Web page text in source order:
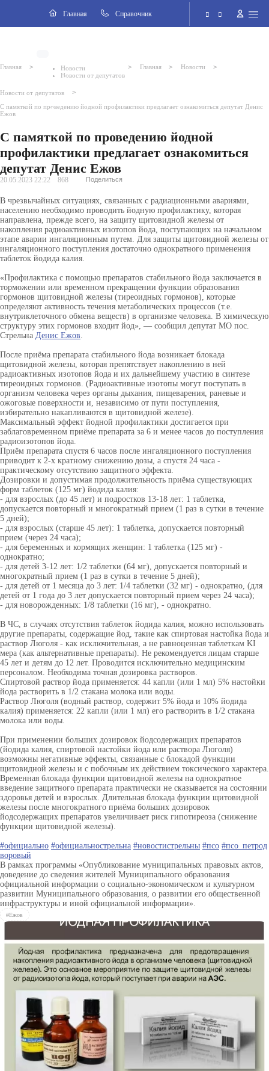
Главная Cправочник
Версия для слабовидящих
Поиск по сайту
Главная >
Новости
Новости от депутатов
> Главная > Новости >
Новости от депутатов >
С памяткой по проведению йодной профилактики предлагает ознакомиться депутат Денис
Ежов
С памяткой по проведению йодной
профилактики предлагает ознакомиться
депутат Денис Ежов
20.05.2023 22:22 868 Поделиться
В чрезвычайных ситуациях, связанных с радиационными авариями,
населению необходимо проводить йодную профилактику, которая
направлена, прежде всего, на защиту щитовидной железы от
накопления радиоактивных изотопов йода, поступающих на начальном
этапе аварии ингаляционным путем. Для защиты щитовидной железы от
ингаляционного поступления достаточно однократного применения
таблеток йодида калия.
«Профилактика с помощью препаратов стабильного йода заключается в
торможении или временном прекращении функции образования
гормонов щитовидной железы (тиреоидных гормонов), которые
определяют активность течения метаболических процессов (т.е.
внутриклеточного обмена веществ) в организме человека. В химическую
структуру этих гормонов входит йод», — сообщил депутат МО пос.
Стрельна Денис Ежов
После приёма препарата стабильного йода возникает блокада
щитовидной железы, которая препятствует накоплению в ней
радиоактивных изотопов йода и их дальнейшему участию в синтезе
тиреоидных гормонов. (Радиоактивные изотопы могут поступать в
организм человека через органы дыхания, пищеварения, раневые и
ожоговые поверхности и, независимо от пути поступления,
избирательно накапливаются в щитовидной железе).
Максимальный эффект йодной профилактики достигается при
заблаговременном приёме препарата за 6 и менее часов до поступления
радиоизотопов йода.
Приём препарата спустя 6 часов после ингаляционного поступления
приводит к 2-х кратному снижению дозы, а спустя 24 часа -
практическому отсутствию защитного эффекта.
Дозировки и допустимая продолжительность приёма существующих
форм таблеток (125 мг) йодида калия:
- для взрослых (до 45 лет) и подростков 13-18 лет: 1 таблетка,
допускается повторный и многократный прием (1 раз в сутки в течение
5 дней);
- для взрослых (старше 45 лет): 1 таблетка, допускается повторный
прием (через 24 часа);
- для беременных и кормящих женщин: 1 таблетка (125 мг) -
однократно;
- для детей 3-12 лет: 1/2 таблетки (64 мг), допускается повторный и
многократный прием (1 раз в сутки в течение 5 дней);
- для детей от 1 месяца до 3 лет: 1/4 таблетки (32 мг) - однократно, (для
детей от 1 года до 3 лет допускается повторный прием через 24 часа);
- для новорожденных: 1/8 таблетки (16 мг), - однократно.
В ЧС, в случаях отсутствия таблеток йодида калия, можно использовать
другие препараты, содержащие йод, такие как спиртовая настойка йода и
раствор Люголя - как исключительная, а не равноценная таблеткам KI
мера (как альтернативные препараты). Не рекомендуется лицам старше
45 лет и детям до 12 лет. Проводится исключительно медицинским
персоналом. Необходима точная дозировка растворов.
Спиртовой раствор йода применяется: 44 капли (или 1 мл) 5% настойки
йода растворить в 1/2 стакана молока или воды.
Раствор Люголя (водный раствор, содержит 5% йода и 10% йодида
калия) применяется: 22 капли (или 1 мл) его растворить в 1/2 стакана
молока или воды.
При применении больших дозировок йодсодержащих препаратов
(йодида калия, спиртовой настойки йода или раствора Люголя)
возможны негативные эффекты, связанные с блокадой функции
щитовидной железы и с побочным их действием токсического характера.
Временная блокада функции щитовидной железы на однократное
введение защитного препарата практически не сказывается на состоянии
здоровья детей и взрослых. Длительная блокада функции щитовидной
железы после многократного приёма больших дозировок
йодсодержащих препаратов увеличивает риск гипотиреоза (снижение
функции щитовидной железы).
#официально #официальнострельна #новостистрельны #псо #псо_петрод
воровый
В рамках программы «Опубликование муниципальных правовых актов,
доведение до сведения жителей Муниципального образования
официальной информации о социально-экономическом и культурном
развитии Муниципального образования, о развитии его общественной
инфраструктуры и иной официальной информации».
#Ежов